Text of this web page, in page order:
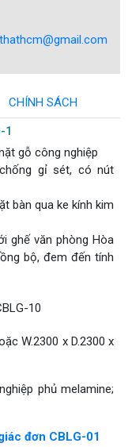
CHÍNH SÁCH
1
gỗ công nghiệp
gỉ sét, có nút
bàn qua ke kính kim
ghế văn phòng Hòa
bộ, đem đến tính
W.2300 x D.2300 x
phủ melamine;
đơn CBLG-01